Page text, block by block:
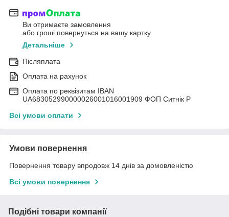
Ви отримаєте замовлення
або гроші повернуться на вашу картку
Детальніше
Післяплата
Оплата на рахунок
Оплата по реквізитам IBAN
UА683052990000026001016001909 ФОП Ситнік Р
Всі умови оплати
Умови повернення
Повернення товару впродовж 14 днів за домовленістю
Всі умови повернення
Подібні товари компанії